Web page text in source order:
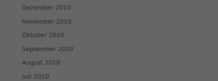
Dezember 2010
November 2010
Oktober 2010
September 2010
August 2010
Juli 2010